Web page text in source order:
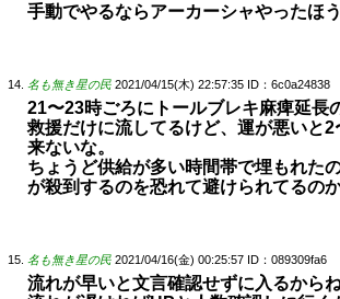
手動でやるならアーカーシャやったほ
名も無き星の民 2021/04/15(木) 22:57:35 ID：6c0a24838
21〜23時ごろにトールブレキ麻痺延長
救援だけに流してるけど、運が悪いと2
来ないな。
ちょうど供給が多い時間帯で埋もれた
が殺到するのを恐れて避けられてるの
名も無き星の民 2021/04/16(金) 00:25:57 ID：089309fa6
流れが早いと文言確認せずに入るから